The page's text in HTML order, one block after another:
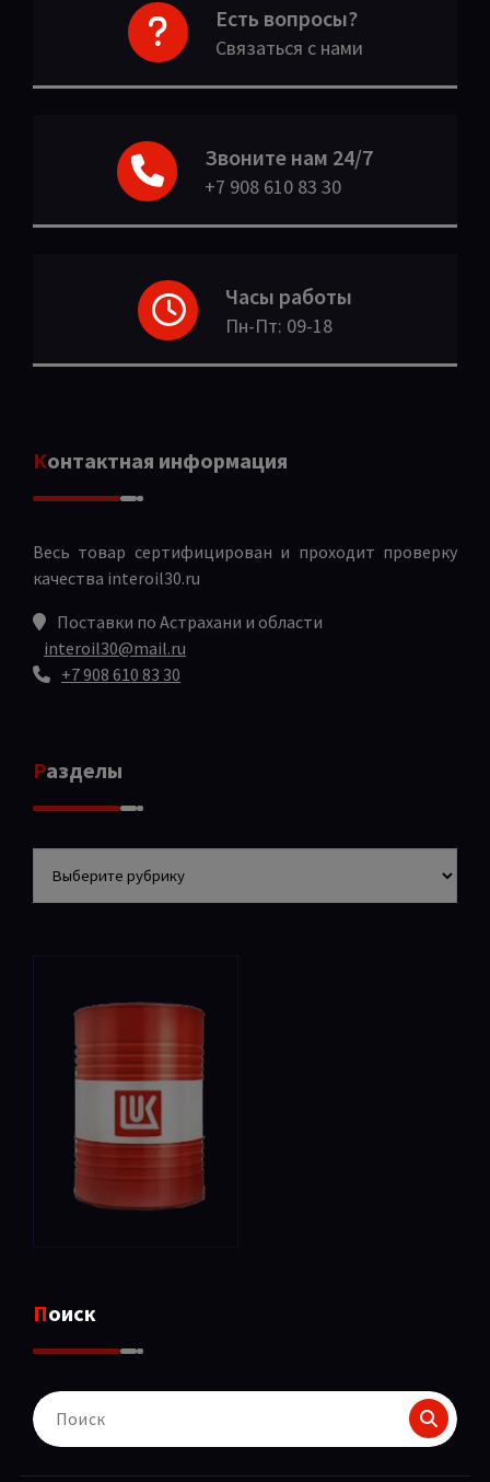
Есть вопросы?
Связаться с нами
Звоните нам 24/7
+7 908 610 83 30
Часы работы
Пн-Пт: 09-18
Контактная информация
Весь товар сертифицирован и проходит проверку
качества interoil30.ru
Поставки по Астрахани и области
interoil30@mail.ru
+7 908 610 83 30
Разделы
Поиск
Поиск
для: